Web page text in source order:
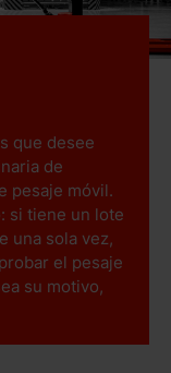
que desee
de
pesaje móvil.
si tiene un lote
una sola vez,
el pesaje
su motivo,